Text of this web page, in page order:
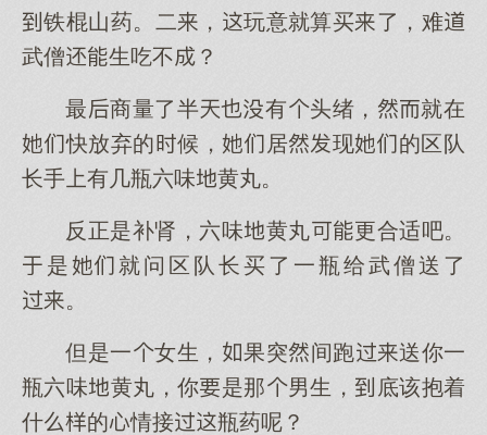
铁棍山药。二，玩意就算买了，难
武僧生吃不？
最商量了半有头绪，就在
快放弃的候，居现的区队
长手有几瓶六味黄丸。
反正是补肾，六味黄丸更合适吧。
是就问区队长买了一瓶给武僧送了
。
但是一女生，果突间跑送你一
瓶六味黄丸，你是那男生，底该抱着
什的情接瓶药呢？